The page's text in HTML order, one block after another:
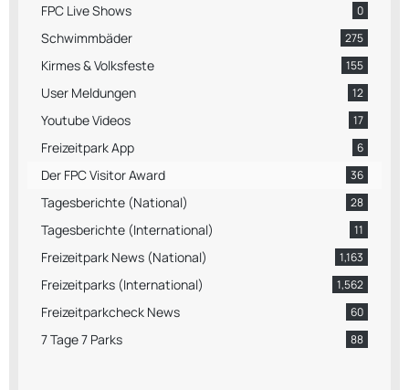
FPC Live Shows 0
Schwimmbäder 275
Kirmes & Volksfeste 155
User Meldungen 12
Youtube Videos 17
Freizeitpark App 6
Der FPC Visitor Award 36
Tagesberichte (National) 28
Tagesberichte (International) 11
Freizeitpark News (National) 1,163
Freizeitparks (International) 1,562
Freizeitparkcheck News 60
7 Tage 7 Parks 88